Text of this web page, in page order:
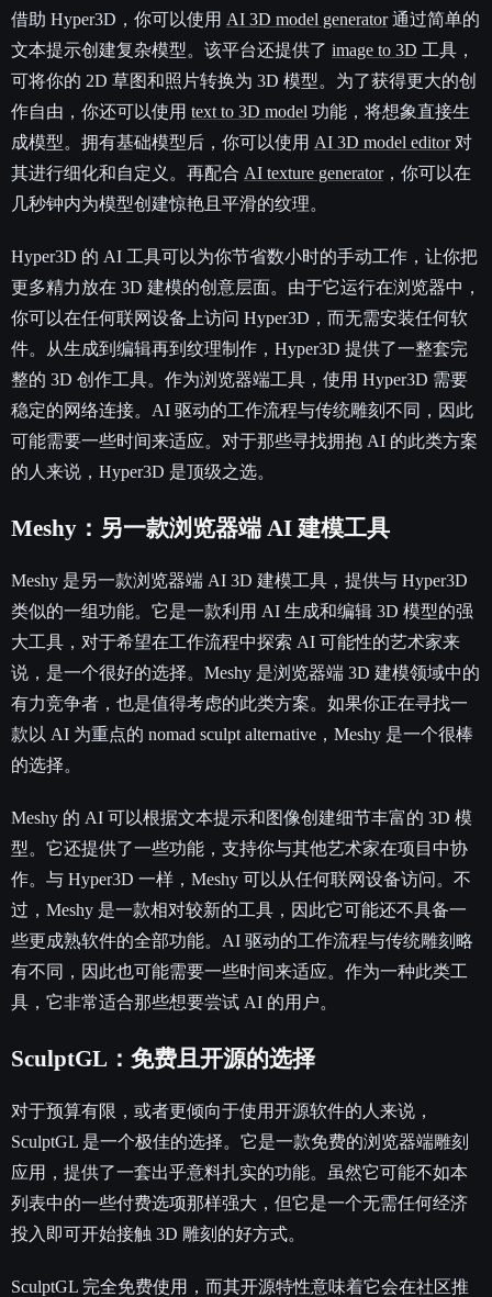
借助 Hyper3D，你可以使用 AI 3D model generator通过简单的
文本提示创建复杂模型。该平台还提供了 image to 3D 工具，
可将你的 2D 草图和照片转换为 3D 模型。为了获得更大的创
作自由，你还可以使用 text to 3D model 功能，将想象直接生
成模型。拥有基础模型后，你可以使用 AI 3D model editor对
其进行细化和自定义。再配合 AI texture generator，你可以在
几秒钟内为模型创建惊艳且平滑的纹理。
Hyper3D 的 AI 工具可以为你节省数小时的手动工作，让你把
更多精力放在 3D 建模的创意层面。由于它运行在浏览器中，
你可以在任何联网设备上访问 Hyper3D，而无需安装任何软
件。从生成到编辑再到纹理制作，Hyper3D 提供了一整套完
整的 3D 创作工具。作为浏览器端工具，使用 Hyper3D 需要
稳定的网络连接。AI 驱动的工作流程与传统雕刻不同，因此
可能需要一些时间来适应。对于那些寻找拥抱 AI 的此类方案
的人来说，Hyper3D 是顶级之选。
Meshy：另一款浏览器端 AI 建模工具
Meshy 是另一款浏览器端 AI 3D 建模工具，提供与 Hyper3D
类似的一组功能。它是一款利用 AI 生成和编辑 3D 模型的强
大工具，对于希望在工作流程中探索 AI 可能性的艺术家来
说，是一个很好的选择。Meshy 是浏览器端 3D 建模领域中的
有力竞争者，也是值得考虑的此类方案。如果你正在寻找一
款以 AI 为重点的 nomad sculpt alternative，Meshy 是一个很棒
的选择。
Meshy 的 AI 可以根据文本提示和图像创建细节丰富的 3D 模
型。它还提供了一些功能，支持你与其他艺术家在项目中协
作。与 Hyper3D 一样，Meshy 可以从任何联网设备访问。不
过，Meshy 是一款相对较新的工具，因此它可能还不具备一
些更成熟软件的全部功能。AI 驱动的工作流程与传统雕刻略
有不同，因此也可能需要一些时间来适应。作为一种此类工
具，它非常适合那些想要尝试 AI 的用户。
SculptGL：免费且开源的选择
对于预算有限，或者更倾向于使用开源软件的人来说，
SculptGL 是一个极佳的选择。它是一款免费的浏览器端雕刻
应用，提供了一套出乎意料扎实的功能。虽然它可能不如本
列表中的一些付费选项那样强大，但它是一个无需任何经济
投入即可开始接触 3D 雕刻的好方式。
SculptGL 完全免费使用，而其开源特性意味着它会在社区推